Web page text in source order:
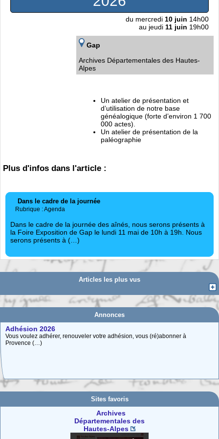
du mercredi 10 juin 14h00
au jeudi 11 juin 19h00
Gap
Archives Départementales des Hautes-
Alpes
Un atelier de présentation et
d’utilisation de notre base
généalogique (forte d’environ 1 700
000 actes).
Un atelier de présentation de la
paléographie
Plus d'infos dans l'article :
Dans le cadre de la journée
Rubrique : Agenda
Dans le cadre de la journée des aînés, nous serons présents à
la Foire Exposition de Gap le lundi 11 mai de 10h à 19h. Nous
serons présents à (…)
Articles les plus vus
Annonces
Adhésion 2026
Vous voulez adhérer, renouveler votre adhésion, vous (ré)abonner à
Provence (…)
Carte interactive des Hautes-Alpes
La carte interactive ci-dessous permet de situer facilement une commune
des (…)
Sites favoris
Archives
Départementales des
Hautes-Alpes